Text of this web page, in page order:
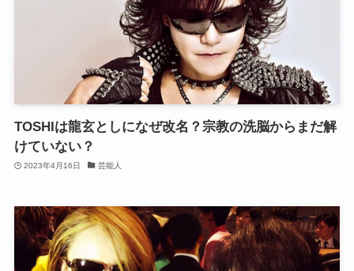
TOSHIは龍玄としになぜ改名？宗教の洗脳からまだ解
けていない？
2023年4月16日 芸能人